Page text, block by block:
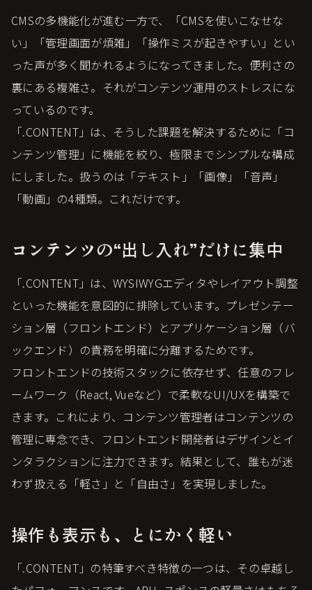
CMSの多機能化が進む一方で、「CMSを使いこなせな
い」「管理画面が煩雑」「操作ミスが起きやすい」とい
った声が多く聞かれるようになってきました。便利さの
裏にある複雑さ。それがコンテンツ運用のストレスにな
っているのです。
「.CONTENT」は、そうした課題を解決するために「コ
ンテンツ管理」に機能を絞り、極限までシンプルな構成
にしました。扱うのは「テキスト」「画像」「音声」
「動画」の4種類。これだけです。
コンテンツの“出し入れ”だけに集中
「.CONTENT」は、WYSIWYGエディタやレイアウト調整
といった機能を意図的に排除しています。プレゼンテー
ション層（フロントエンド）とアプリケーション層（バ
ックエンド）の責務を明確に分離するためです。
フロントエンドの技術スタックに依存せず、任意のフレ
ームワーク（React, Vueなど）で柔軟なUI/UXを構築で
きます。これにより、コンテンツ管理者はコンテンツの
管理に専念でき、フロントエンド開発者はデザインとイ
ンタラクションに注力できます。結果として、誰もが迷
わず扱える「軽さ」と「自由さ」を実現しました。
操作も表示も、とにかく軽い
「.CONTENT」の特筆すべき特徴の一つは、その卓越し